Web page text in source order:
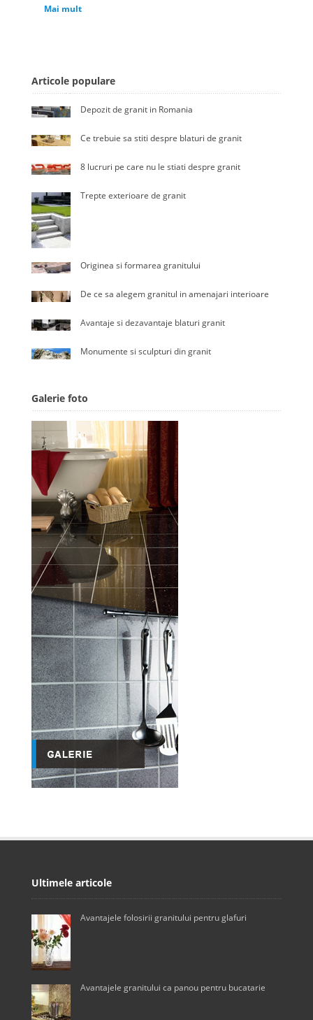
Mai mult
Articole populare
Depozit de granit in Romania
Ce trebuie sa stiti despre blaturi de granit
8 lucruri pe care nu le stiati despre granit
Trepte exterioare de granit
Originea si formarea granitului
De ce sa alegem granitul in amenajari interioare
Avantaje si dezavantaje blaturi granit
Monumente si sculpturi din granit
Galerie foto
Ultimele articole
Avantajele folosirii granitului pentru glafuri
Avantajele granitului ca panou pentru bucatarie